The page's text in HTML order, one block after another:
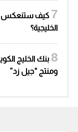
كيف ستنعكس
الخليجية؟
بنك الخليج
ومنتج “جيل زد”